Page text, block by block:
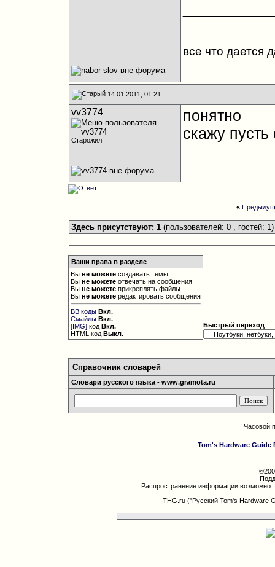
все что дается
14.01.2011, 01:21
vv3774
Старожил
понятно
скажу
«
Здесь присутствуют: 1 (пользователей: 0 , гостей: 1)
Ваши права в разделе
Выне можете создавать темы
Выне можете отвечать на сообщения
Выне можете прикреплять файлы
Выне можете редактировать сообщения
BB коды Вкл.
Смайлы Вкл.
[IMG] кодВкл.
HTML кодВыкл.
Быстрый переход
Справочник словарей
Словари русского языка - www.gramota.ru
Часовой
Tom's Hardware Guide
Распространение информации возможно
THG.ru ("Русский Tom's Hardware